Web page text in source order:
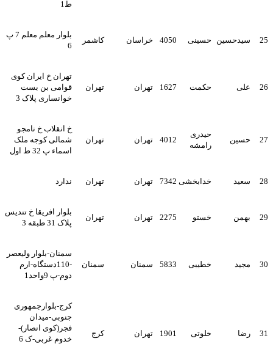
ط1
25 سیدحسین حسینی 4050 خراسان کاشمر
بلوار معلم معلم 7 پ
6
26 علی حکمت 1627 تهران تهران
تهران خ ایران کوی
قوامی بن بست
خوانساری پلاک 3
27 حسین
حیدری
رامشه
4012 تهران تهران
خ انقلاب خ نامجو
شمالی کوجه ملک
اسماء پ 32 ط اول
28 سعید خدابخشی 7342 تهران تهران ندارد
29 بهمن خستو 2275 تهران تهران
بلوار افریقا خ تندیس
پلاک 31 طبقه 3
30 مجید خطیبی 5833 سمنان سمنان
سمنان-بلوار ولیعصر
-110دستگاه-ارم
دوم-پ 9واحد1
31 رضا خلوتی 1901 تهران کرج
کرج-بلوارجمهوری
جنوبی-میدان
فجر(کوی انصار)-
خدوم غربی-ک 6